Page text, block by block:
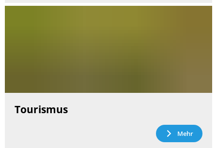
Tourismus
Mehr